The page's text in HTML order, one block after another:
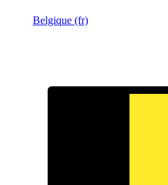
Belgique (fr)